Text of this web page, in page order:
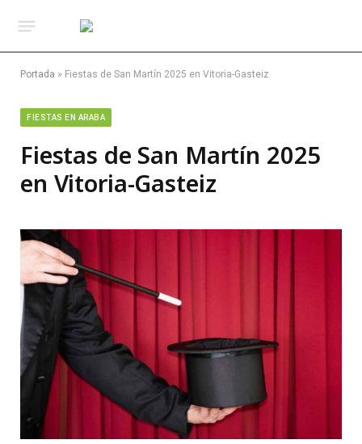
Portada » Fiestas de San Martín 2025 en Vitoria-Gasteiz
FIESTAS EN ARABA
Fiestas de San Martín 2025
en Vitoria-Gasteiz